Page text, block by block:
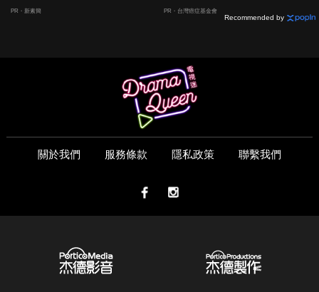
囊，瘦出小蠻腰
PR・新素簡 PR・台灣癌症基金會
Recommended by
關於我們 服務條款 隱私政策 聯繫我們